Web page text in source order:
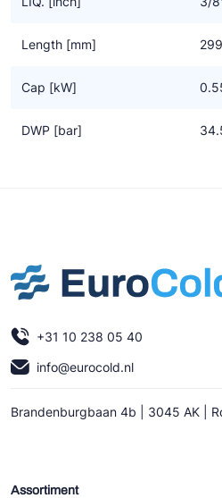
Length [mm] 299
Cap [kW]
DWP [bar]
+31 10 238 05 40
info@eurocold.nl
Brandenburgbaan 4b | 3045 AK |
Assortiment